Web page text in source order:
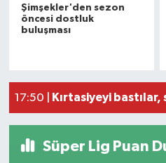
Şimşekler'den sezon
öncesi dostluk
buluşması
22:50 | Denizde boğulma
Samsun'da 4 araçlı
Vezirköprü'de
17:50 |
Kırtasiyeyi
Süper Lig Puan